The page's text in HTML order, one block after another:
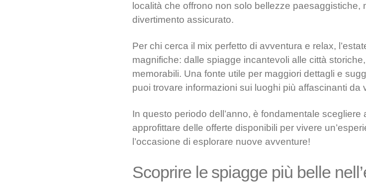
località che offrono non solo bellezze
divertimento assicurato.
Per chi cerca il mix perfetto di avventura e relax,
magnifiche: dalle spiagge incantevoli alle città
memorabili. Una fonte utile per maggiori dettagli e
puoi trovare informazioni sui luoghi più affascinanti da
In questo periodo dell’anno, è fondamentale
approfittare delle offerte disponibili per vivere
l’occasione di esplorare nuove avventure!
Scoprire le spiagge più belle